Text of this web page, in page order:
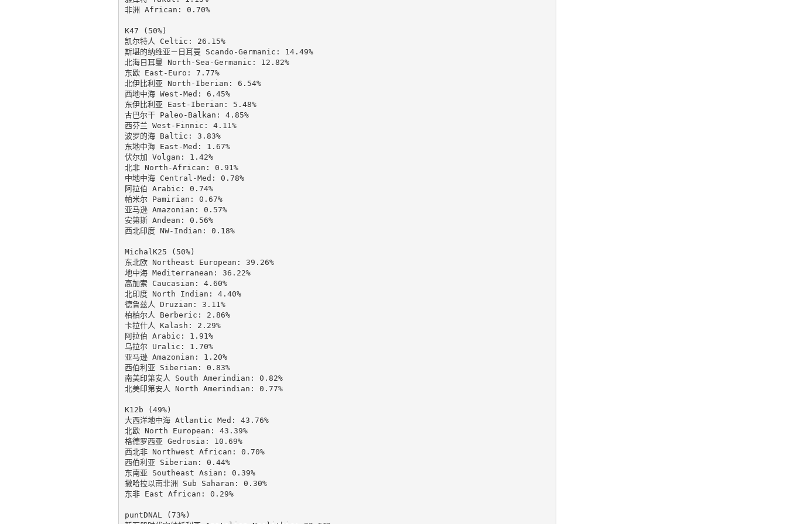
非洲 African: 0.70%
K47 (50%)
凯尔特人 Celtic: 26.15%
斯堪的纳维亚－日耳曼 Scando-Germanic: 14.49%
北海日耳曼 North-Sea-Germanic: 12.82%
东欧 East-Euro: 7.77%
北伊比利亚 North-Iberian: 6.54%
西地中海 West-Med: 6.45%
东伊比利亚 East-Iberian: 5.48%
古巴尔干 Paleo-Balkan: 4.85%
西芬兰 West-Finnic: 4.11%
波罗的海 Baltic: 3.83%
东地中海 East-Med: 1.67%
伏尔加 Volgan: 1.42%
北非 North-African: 0.91%
中地中海 Central-Med: 0.78%
阿拉伯 Arabic: 0.74%
帕米尔 Pamirian: 0.67%
亚马逊 Amazonian: 0.57%
安第斯 Andean: 0.56%
西北印度 NW-Indian: 0.18%
MichalK25 (50%)
东北欧 Northeast European: 39.26%
地中海 Mediterranean: 36.22%
高加索 Caucasian: 4.60%
北印度 North Indian: 4.40%
德鲁兹人 Druzian: 3.11%
柏柏尔人 Berberic: 2.86%
卡拉什人 Kalash: 2.29%
阿拉伯 Arabic: 1.91%
乌拉尔 Uralic: 1.70%
亚马逊 Amazonian: 1.20%
西伯利亚 Siberian: 0.83%
南美印第安人 South Amerindian: 0.82%
北美印第安人 North Amerindian: 0.77%
K12b (49%)
大西洋地中海 Atlantic Med: 43.76%
北欧 North European: 43.39%
格德罗西亚 Gedrosia: 10.69%
西北非 Northwest African: 0.70%
西伯利亚 Siberian: 0.44%
东南亚 Southeast Asian: 0.39%
撒哈拉以南非洲 Sub Saharan: 0.30%
东非 East African: 0.29%
puntDNAL (73%)